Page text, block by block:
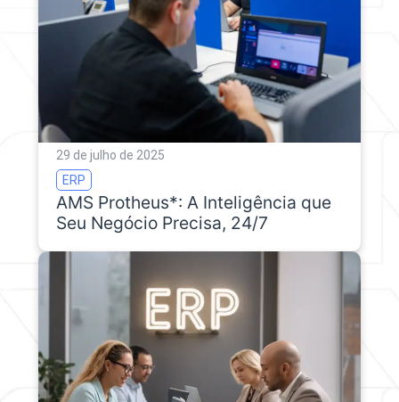
29 de julho de 2025
ERP
AMS Protheus*: A Inteligência que
Seu Negócio Precisa, 24/7